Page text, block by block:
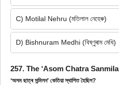
C) Motilal Nehru (মতিলাল নেহেৰু)
D) Bishnuram Medhi (বিষ্ণুৰাম মেধি)
257. The ‘Asom Chatra
‘অসম ছাত্ৰ সন্মিলন’ কেতিয়া স্থাপিত হৈছিল?